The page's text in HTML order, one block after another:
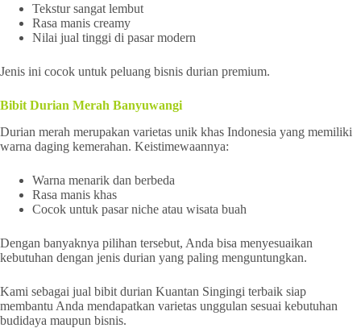
Tekstur sangat lembut
Rasa manis creamy
Nilai jual tinggi di pasar modern
Jenis ini cocok untuk peluang bisnis durian premium.
Bibit Durian Merah Banyuwangi
Durian merah merupakan varietas unik khas Indonesia yang memiliki
warna daging kemerahan. Keistimewaannya:
Warna menarik dan berbeda
Rasa manis khas
Cocok untuk pasar niche atau wisata buah
Dengan banyaknya pilihan tersebut, Anda bisa menyesuaikan
kebutuhan dengan jenis durian yang paling menguntungkan.
Kami sebagai jual bibit durian Kuantan Singingi terbaik siap
membantu Anda mendapatkan varietas unggulan sesuai kebutuhan
budidaya maupun bisnis.